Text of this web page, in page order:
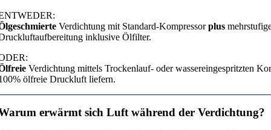
Verdichtung mit Standard-Kompressorplus
inklusive Ölfilter.
Verdichtung mittels Trockenlauf- oder wassereingespritzten
ölfreie Druckluft liefern.
erwärmt sich Luft während der Verdichtung?